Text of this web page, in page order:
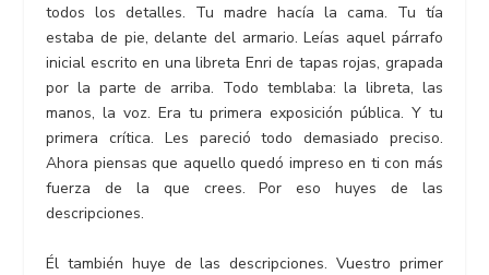
todos los detalles. Tu madre hacía la cama. Tu tía
estaba de pie, delante del armario. Leías aquel párrafo
inicial escrito en una libreta Enri de tapas rojas, grapada
por la parte de arriba. Todo temblaba: la libreta, las
manos, la voz. Era tu primera exposición pública. Y tu
primera crítica. Les pareció todo demasiado preciso.
Ahora piensas que aquello quedó impreso en ti con más
fuerza de la que crees. Por eso huyes de las
descripciones.
Él también huye de las descripciones. Vuestro primer